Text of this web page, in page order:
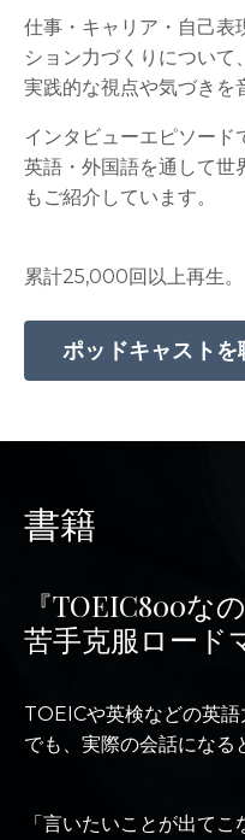
仕事・キャリア・自己表
ション力づくりについて、
実践的な視点や気づきを
インタビューエピソード
英語・外国語を通して世
もご紹介しています。
累計25,000回以上再生。
ポッドキャストを
書籍
『TOEIC800な
苦手克服ロード
TOEICや英検などの英語
でも、実際の会話になる
「言いたいことが出てこ